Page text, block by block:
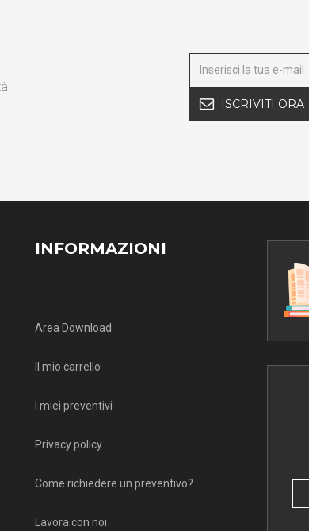
ISCRIVITI ORA
INFORMAZIONI
Area Download
Il mio carrello
I miei preventivi
Privacy policy
Come richiedere un preventivo?
Lavora con noi